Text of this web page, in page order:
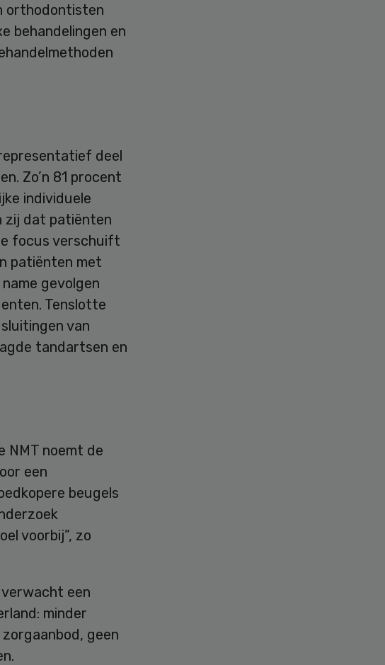
orthodontisten
behandelingen en
deel
Zo’n 81 procent
individuele
zij dat patiënten
focus verschuift
patiënten met
gevolgen
Tenslotte
van
tandartsen en
NMT noemt de
een
beugels
voorbij”, zo
een
minder
geen